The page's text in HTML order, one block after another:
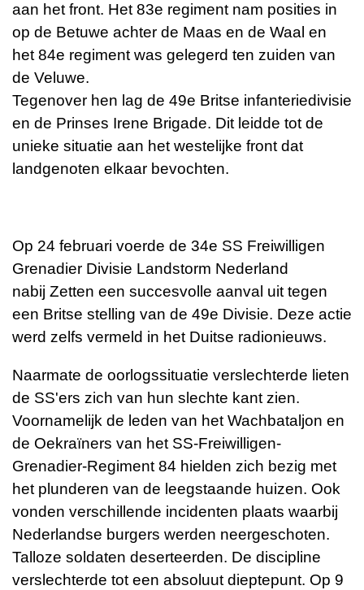
aan het front. Het 83e regiment nam posities in
op de Betuwe achter de Maas en de Waal en
het 84e regiment was gelegerd ten zuiden van
de Veluwe.
Tegenover hen lag de 49e Britse infanteriedivisie
en de Prinses Irene Brigade. Dit leidde tot de
unieke situatie aan het westelijke front dat
landgenoten elkaar bevochten.
Op 24 februari voerde de 34e SS Freiwilligen
Grenadier Divisie Landstorm Nederland
nabij Zetten een succesvolle aanval uit tegen
een Britse stelling van de 49e Divisie. Deze actie
werd zelfs vermeld in het Duitse radionieuws.
Naarmate de oorlogssituatie verslechterde lieten
de SS'ers zich van hun slechte kant zien.
Voornamelijk de leden van het Wachbataljon en
de Oekraïners van het SS-Freiwilligen-
Grenadier-Regiment 84 hielden zich bezig met
het plunderen van de leegstaande huizen. Ook
vonden verschillende incidenten plaats waarbij
Nederlandse burgers werden neergeschoten.
Talloze soldaten deserteerden. De discipline
verslechterde tot een absoluut dieptepunt. Op 9